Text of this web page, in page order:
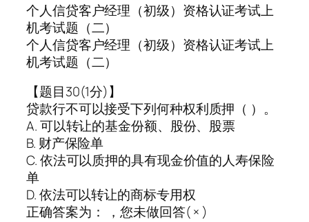
个人信贷客户经理（初级）资格认证考试上
机考试题（二）
个人信贷客户经理（初级）资格认证考试上
机考试题（二）
【题目30(1分)】
贷款行不可以接受下列何种权利质押（ ）。
A. 可以转让的基金份额、股份、股票
B. 财产保险单
C. 依法可以质押的具有现金价值的人寿保险
单
D. 依法可以转让的商标专用权
正确答案为： ，您未做回答( × )